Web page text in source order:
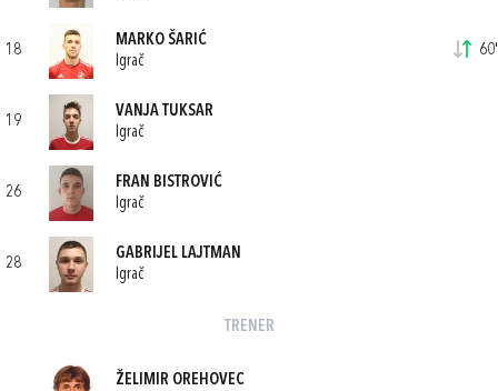
18
MARKO ŠARIĆ
Igrač
60'
19
VANJA TUKSAR
Igrač
26
FRAN BISTROVIĆ
Igrač
28
GABRIJEL LAJTMAN
Igrač
TRENER
ŽELIMIR OREHOVEC